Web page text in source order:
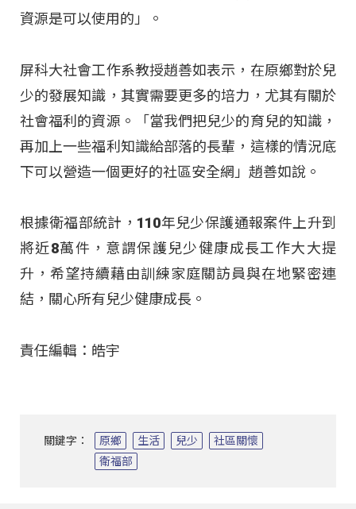
資源是可以使用的」。
屏科大社會工作系教授趙善如表示，在原鄉對於兒
少的發展知識，其實需要更多的培力，尤其有關於
社會福利的資源。「當我們把兒少的育兒的知識，
再加上一些福利知識給部落的長輩，這樣的情況底
下可以營造一個更好的社區安全網」趙善如說。
根據衛福部統計，110年兒少保護通報案件上升到
將近8萬件，意謂保護兒少健康成長工作大大提
升，希望持續藉由訓練家庭關訪員與在地緊密連
結，關心所有兒少健康成長。
責任編輯：皓宇
關鍵字： 原鄉 生活 兒少
社區關懷
衛福部